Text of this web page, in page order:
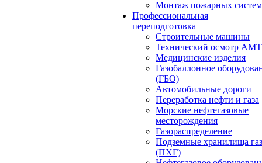
Монтаж пожарных систем
Профессиональная
переподготовка
Строительные машины
Технический осмотр
Медицинские изделия
Газобаллонное
(ГБО)
Автомобильные дороги
Переработка нефти и газа
Морские нефтегазовые
месторождения
Газораспределение
Подземные хранилища
(ПХГ)